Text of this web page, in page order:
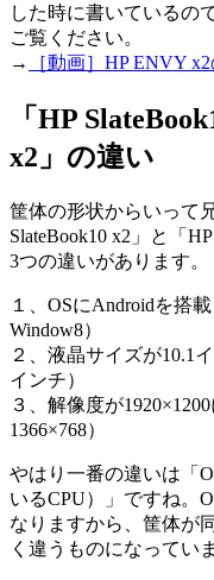
した時に書いているの
ご覧ください。
→
［動画］HP ENVY
「HP
x2」の違い
筐体の形状からいって
SlateBook10 x2」と「
3つの違いがあります。
１、OSにAndroidを搭
Window8）
２、液晶サイズが10.1
インチ）
３、解像度が
1366×768）
やはり一番の違いは「
いるCPU）」ですね。
なりますから、筐体が
く違うものになってい